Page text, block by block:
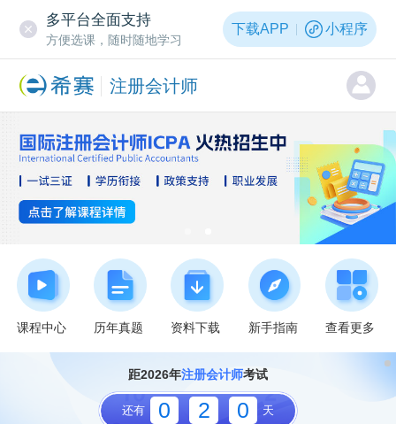
多平台全面支持
方便选课，随时随地学习
下载APP 小程序
注册会计师
课程中心 历年真题 资料下载 新手指南 查看更多
距2026年注册会计师考试
还有 0 2 0 天